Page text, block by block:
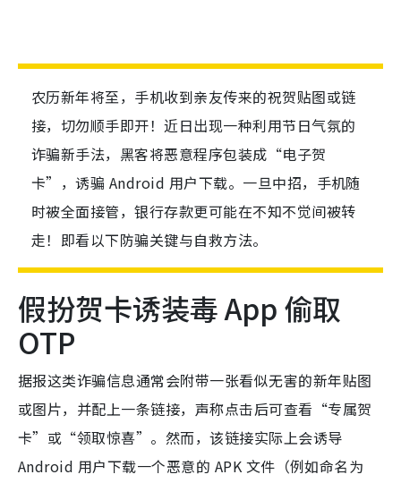
农历新年将至，手机收到亲友传来的祝贺贴图或链
接，切勿顺手即开！近日出现一种利用节日气氛的
诈骗新手法，黑客将恶意程序包装成“电子贺
卡”，诱骗 Android 用户下载。一旦中招，手机随
时被全面接管，银行存款更可能在不知不觉间被转
走！即看以下防骗关键与自救方法。
假扮贺卡诱装毒 App 偷取
OTP
据报这类诈骗信息通常会附带一张看似无害的新年贴图
或图片，并配上一条链接，声称点击后可查看“专属贺
卡”或“领取惊喜”。然而，该链接实际上会诱导
Android 用户下载一个恶意的 APK 文件（例如命名为